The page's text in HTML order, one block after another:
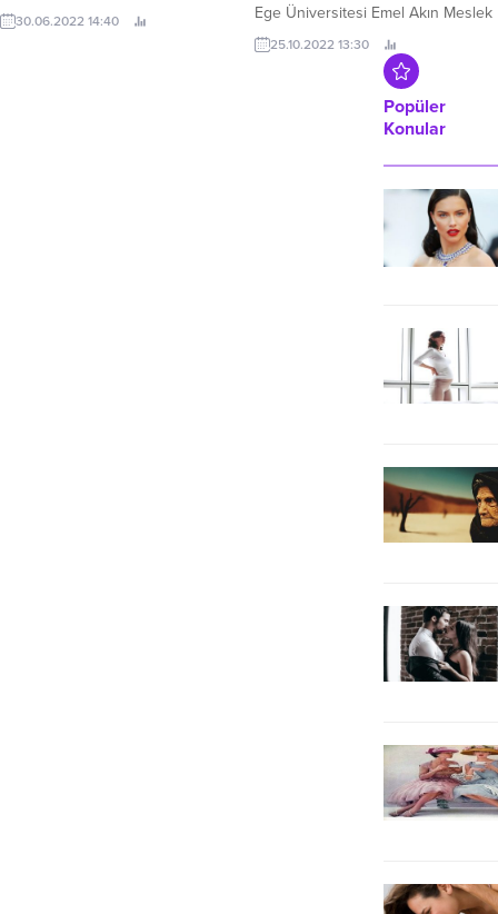
Belediyesi tarafından başlatılan,
proje kapsamında Mogan Gölü’nde
30.06.2022 14:40
Ege Üniversitesi Emel Akın Meslek
Yüksekokulu Moda Tasarımı
Bölümü öğrencileri “Fashion
Prime–Tekstil, Hazır Giyim
Tedarikçileri ve Teknolojileri
Fuarı”nda tasarımlarını bir defileyle
25.10.2022 13:30
Popüler
Konular